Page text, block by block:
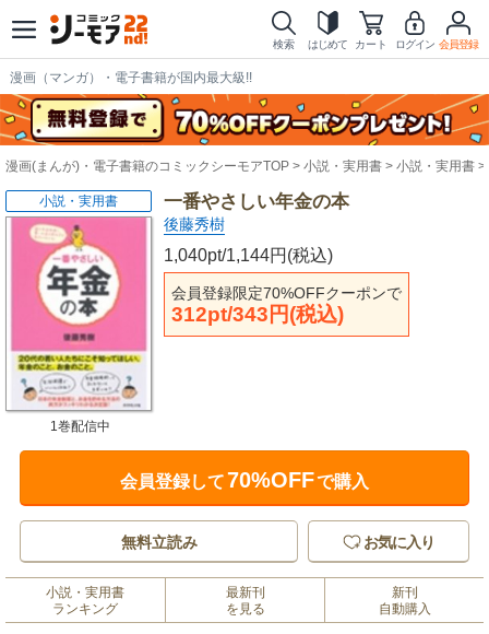
検索 はじめて カート ログイン 会員登録
漫画（マンガ）・電子書籍が国内最大級!!
漫画(まんが)・電子書籍のコミックシーモアTOP 小説・実用書 小説・実用書
一番やさしい年金の本
後藤秀樹
1,040pt/1,144円(税込)
会員登録限定70%OFFクーポンで
312pt/343円(税込)
小説・実用書
1巻配信中
会員登録して70%OFFで購入
無料立読み お気に入り
小説・実用書
ランキング
最新刊
を見る
新刊
自動購入